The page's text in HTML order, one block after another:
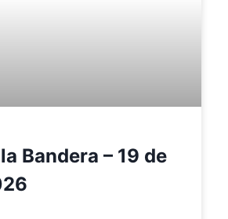
Bandera – 19 de